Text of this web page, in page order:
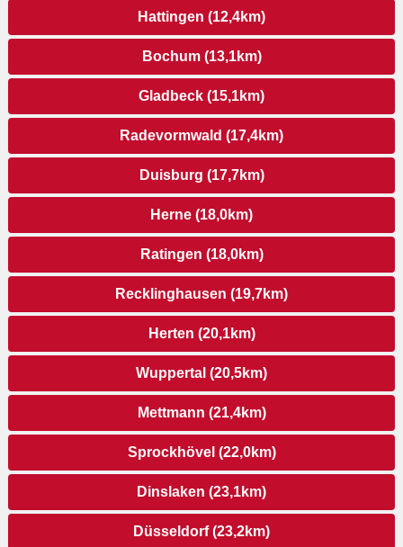
Hattingen (12,4km)
Bochum (13,1km)
Gladbeck (15,1km)
Radevormwald (17,4km)
Duisburg (17,7km)
Herne (18,0km)
Ratingen (18,0km)
Recklinghausen (19,7km)
Herten (20,1km)
Wuppertal (20,5km)
Mettmann (21,4km)
Sprockhövel (22,0km)
Dinslaken (23,1km)
Düsseldorf (23,2km)